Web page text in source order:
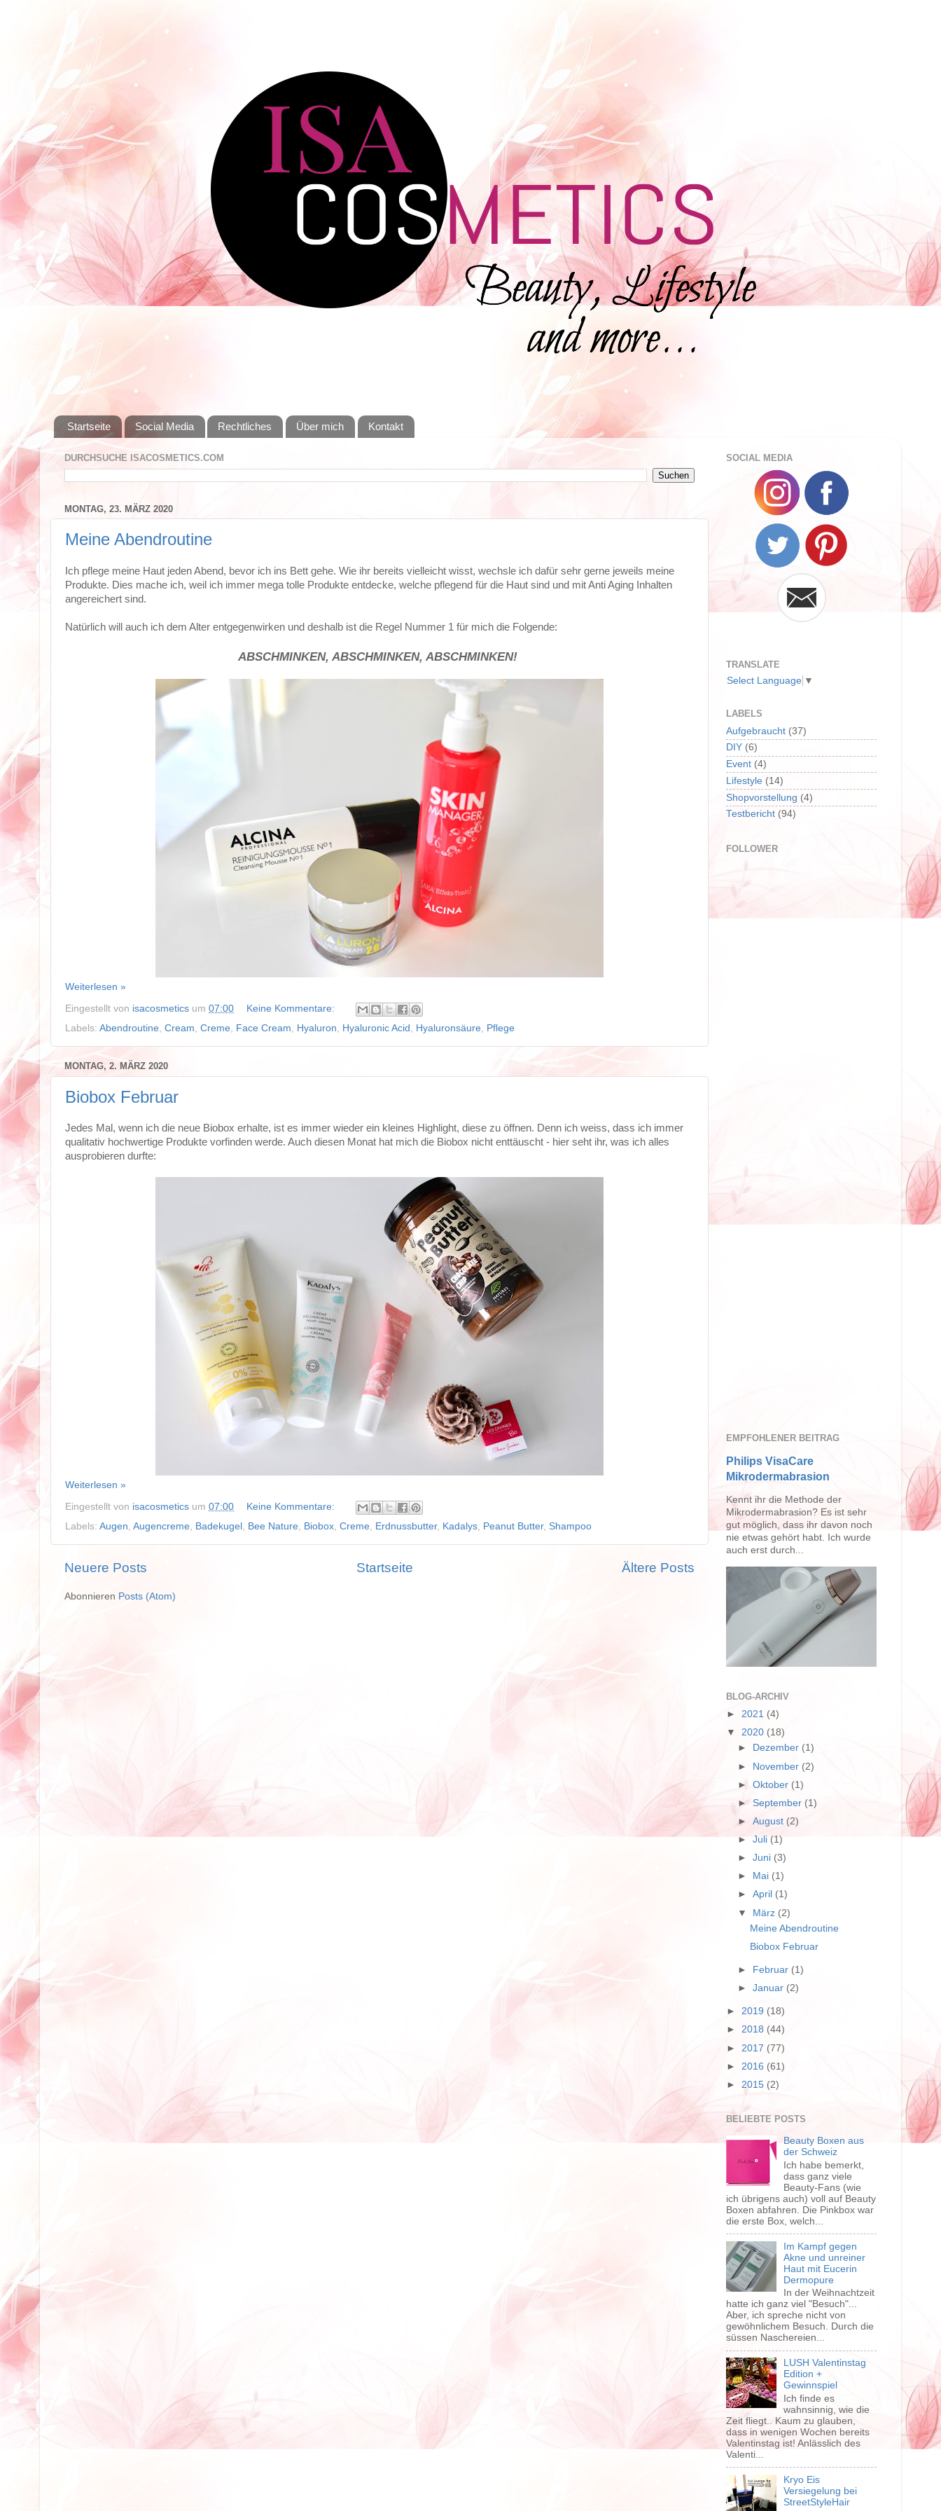
Startseite Social Media Rechtliches Über mich Kontakt
DURCHSUCHE ISACOSMETICS.COM
MONTAG, 23. MÄRZ 2020
Meine Abendroutine
Ich pflege meine Haut jeden Abend, bevor ich ins Bett gehe. Wie ihr bereits vielleicht wisst, wechsle ich dafür sehr gerne jeweils meine
Produkte. Dies mache ich, weil ich immer mega tolle Produkte entdecke, welche pflegend für die Haut sind und mit Anti Aging Inhalten
angereichert sind.
Natürlich will auch ich dem Alter entgegenwirken und deshalb ist die Regel Nummer 1 für mich die Folgende:
ABSCHMINKEN, ABSCHMINKEN, ABSCHMINKEN!
Weiterlesen »
Eingestellt von isacosmetics um 07:00
Keine Kommentare:
Labels: Abendroutine, Cream, Creme, Face Cream, Hyaluron, Hyaluronic Acid , Hyaluronsäure, Pflege
MONTAG, 2. MÄRZ 2020
Biobox Februar
Jedes Mal, wenn ich die neue Biobox erhalte, ist es immer wieder ein kleines Highlight, diese zu öffnen. Denn ich weiss, dass ich immer
qualitativ hochwertige Produkte vorfinden werde. Auch diesen Monat hat mich die Biobox nicht enttäuscht - hier seht ihr, was ich alles
ausprobieren durfte:
Weiterlesen »
Eingestellt von isacosmetics um 07:00
Keine Kommentare:
Labels: Augen, Augencreme, Badekugel , Bee Nature, Biobox, Creme, Erdnussbutter, Kadalys, Peanut Butter, Shampoo
Neuere Posts Ältere Posts
Startseite
Abonnieren Posts (Atom)
SOCIAL MEDIA
TRANSLATE
Select Language ▼
LABELS
Aufgebraucht (37)
DIY (6)
Event (4)
Lifestyle (14)
Shopvorstellung (4)
Testbericht (94)
FOLLOWER
EMPFOHLENER BEITRAG
Philips VisaCare
Mikrodermabrasion
Kennt ihr die Methode der
Mikrodermabrasion? Es ist sehr
gut möglich, dass ihr davon noch
nie etwas gehört habt. Ich wurde
auch erst durch...
BLOG-ARCHIV
► 2021 (4)
▼ 2020 (18)
►
Dezember (1)
► November (2)
►Oktober (1)
► September (1)
►August (2)
►Juli (1)
►Juni (3)
►
Mai (1)
►April (1)
▼ März (2)
Meine Abendroutine
Biobox Februar
► Februar (1)
►Januar (2)
► 2019 (18)
► 2018 (44)
► 2017 (77)
► 2016 (61)
► 2015 (2)
BELIEBTE POSTS
Beauty Boxen aus
der Schweiz
Ich habe bemerkt,
dass ganz viele
Beauty-Fans (wie
ich übrigens auch) voll auf Beauty
Boxen abfahren. Die Pinkbox war
die erste Box, welch...
Im Kampf gegen
Akne und unreiner
Haut mit Eucerin
Dermopure
In der Weihnachtzeit
hatte ich ganz viel "Besuch"...
Aber, ich spreche nicht von
gewöhnlichem Besuch. Durch die
süssen Naschereien...
LUSH Valentinstag
Edition +
Gewinnspiel
Ich finde es
wahnsinnig, wie die
Zeit fliegt.. Kaum zu glauben,
dass in wenigen Wochen bereits
Valentinstag ist! Anlässlich des
Valenti...
Kryo Eis
Versiegelung bei
StreetStyleHair